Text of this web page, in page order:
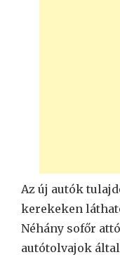
Az új autók
kerekeken
Néhány sofőr
autótolvajok